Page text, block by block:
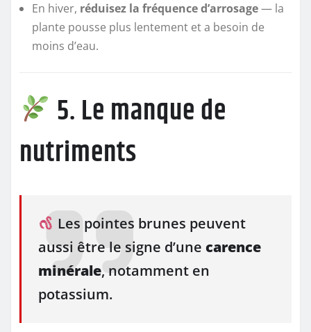
En hiver, réduisez la fréquence d’arrosage— la
plante pousse plus lentement et a besoin de
moins d’eau.
5. Le manque de
nutriments
Les pointes brunes peuvent
aussi être le signe d’une carence
minérale, notamment en
potassium.